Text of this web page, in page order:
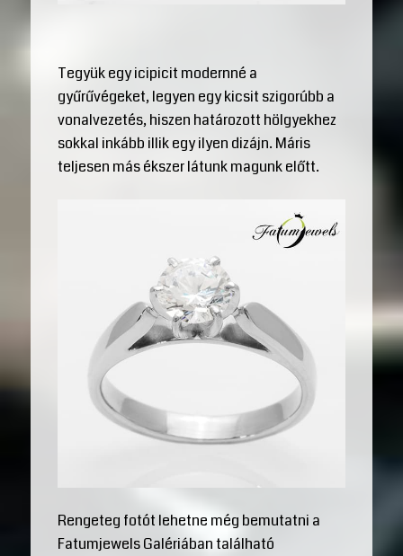
Tegyük egy icipicit modernné a
gyűrűvégeket, legyen egy kicsit szigorúbb a
vonalvezetés, hiszen határozott hölgyekhez
sokkal inkább illik egy ilyen dizájn. Máris
teljesen más ékszer látunk magunk előtt.
Rengeteg fotót lehetne még bemutatni a
Fatumjewels Galériában található